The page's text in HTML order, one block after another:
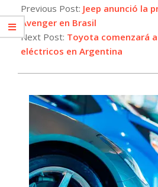
05-
14
Previous Post: Jeep anunció la
Avenger en Brasil
Next Post: Toyota comenzará
eléctricos en Argentina